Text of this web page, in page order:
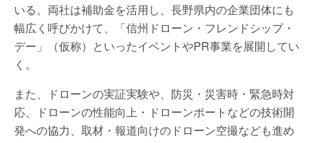
いる。両社は補助金を活用し、長野県内の企業団体にも
幅広く呼びかけて、「信州ドローン・フレンドシップ・
デー」（仮称）といったイベントやPR事業を展開してい
く。
また、ドローンの実証実験や、防災・災害時・緊急時対
応、ドローンの性能向上・ドローンポートなどの技術開
発への協力、取材・報道向けのドローン空撮なども進め